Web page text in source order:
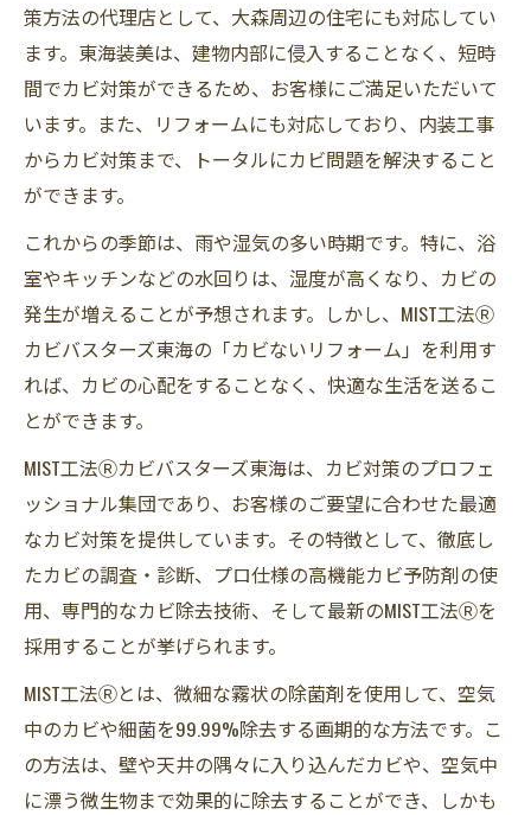
策方法の代理店として、大森周辺の住宅にも対応してい
ます。東海装美は、建物内部に侵入することなく、短時
間でカビ対策ができるため、お客様にご満足いただいて
います。また、リフォームにも対応しており、内装工事
からカビ対策まで、トータルにカビ問題を解決すること
ができます。
これからの季節は、雨や湿気の多い時期です。特に、浴
室やキッチンなどの水回りは、湿度が高くなり、カビの
発生が増えることが予想されます。しかし、MIST工法Ⓡ
カビバスターズ東海の「カビないリフォーム」を利用す
れば、カビの心配をすることなく、快適な生活を送るこ
とができます。
MIST工法Ⓡカビバスターズ東海は、カビ対策のプロフェ
ッショナル集団であり、お客様のご要望に合わせた最適
なカビ対策を提供しています。その特徴として、徹底し
たカビの調査・診断、プロ仕様の高機能カビ予防剤の使
用、専門的なカビ除去技術、そして最新のMIST工法Ⓡを
採用することが挙げられます。
MIST工法Ⓡとは、微細な霧状の除菌剤を使用して、空気
中のカビや細菌を99.99%除去する画期的な方法です。こ
の方法は、壁や天井の隅々に入り込んだカビや、空気中
に漂う微生物まで効果的に除去することができ、しかも